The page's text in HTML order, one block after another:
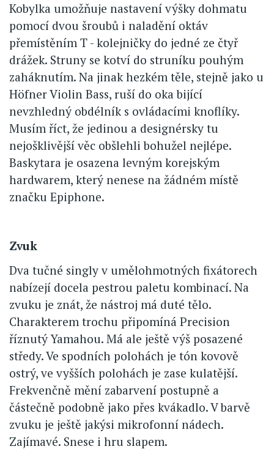
Kobylka umožňuje nastavení výšky dohmatu
pomocí dvou šroubů i naladění oktáv
přemístěním T - kolejničky do jedné ze čtyř
drážek. Struny se kotví do struníku pouhým
zaháknutím. Na jinak hezkém těle, stejně jako u
Höfner Violin Bass, ruší do oka bijící
nevzhledný obdélník s ovládacími knoflíky.
Musím říct, že jedinou a designérsky tu
nejošklivější věc obšlehli bohužel nejlépe.
Baskytara je osazena levným korejským
hardwarem, který nenese na žádném místě
značku Epiphone.
Zvuk
Dva tučné singly v umělohmotných fixátorech
nabízejí docela pestrou paletu kombinací. Na
zvuku je znát, že nástroj má duté tělo.
Charakterem trochu připomíná Precision
říznutý Yamahou. Má ale ještě výš posazené
středy. Ve spodních polohách je tón kovově
ostrý, ve vyšších polohách je zase kulatější.
Frekvenčně mění zabarvení postupně a
částečně podobně jako přes kvákadlo. V barvě
zvuku je ještě jakýsi mikrofonní nádech.
Zajímavé. Snese i hru slapem.